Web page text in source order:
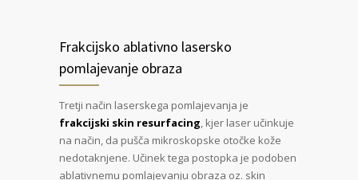
Frakcijsko ablativno lasersko
pomlajevanje obraza
Tretji način laserskega pomlajevanja je
frakcijski skin resurfacing , kjer laser učinkuje
na način, da pušča mikroskopske otočke kože
nedotaknjene. Učinek tega postopka je podoben
ablativnemu pomlajevanju obraza oz. skin